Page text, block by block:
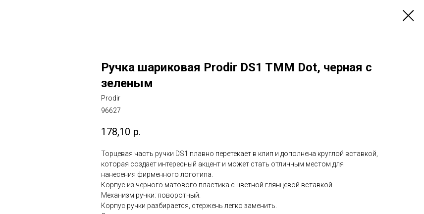
Ручка шариковая Prodir DS1 TMM Dot, черная с
зеленым
Prodir
96627
178,10 р.
Торцевая часть ручки DS1 плавно перетекает в клип и дополнена круглой вставкой,
которая создает интересный акцент и может стать отличным местом для
нанесения фирменного логотипа.
Корпус из черного матового пластика с цветной глянцевой вставкой.
Механизм ручки: поворотный.
Корпус ручки разбирается, стержень легко заменить.